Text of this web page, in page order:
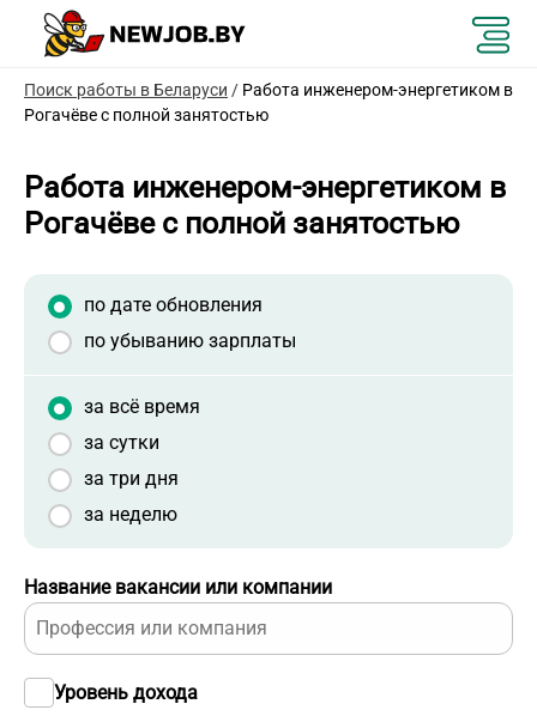
Поиск работы в Беларуси / Работа инженером-энергетиком в
Рогачёве с полной занятостью
Работа инженером-энергетиком в
Рогачёве с полной занятостью
Название вакансии или компании
Уровень дохода
по дате обновления
по убыванию зарплаты
за всё время
за сутки
за три дня
за неделю